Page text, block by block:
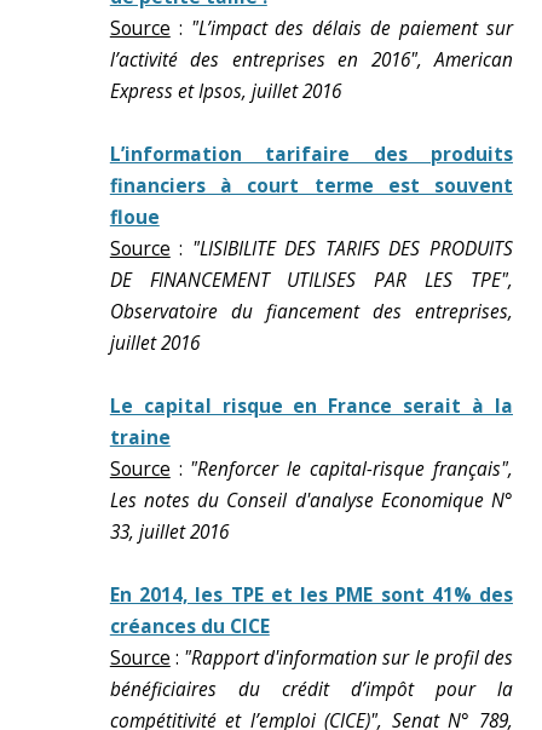
Source : "L’impact des délais de paiement sur
l’activité des entreprises en 2016", American
Express et Ipsos, juillet 2016
L’information tarifaire des produits
financiers à court terme est souvent
floue
Source : "LISIBILITE DES TARIFS DES PRODUITS
DE FINANCEMENT UTILISES PAR LES TPE",
Observatoire du fiancement des entreprises,
juillet 2016
Le capital risque en France serait à la
traine
Source : "Renforcer le capital-risque français",
Les notes du Conseil d'analyse Economique N°
33, juillet 2016
En 2014, les TPE et les PME sont 41% des
créances du CICE
Source : "Rapport d'information sur le profil des
bénéficiaires du crédit d’impôt pour la
compétitivité et l’emploi (CICE)", Senat N° 789,